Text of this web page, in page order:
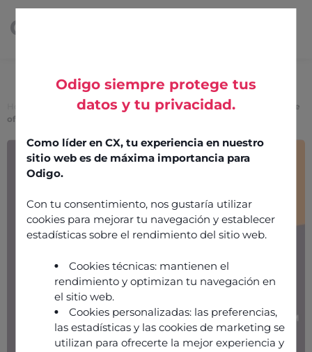
Odigo siempre protege tus
datos y tu privacidad.
Como líder en CX, tu experiencia en nuestro
sitio web es de máxima importancia para
Odigo.
Con tu consentimiento, nos gustaría utilizar
cookies para mejorar tu navegación y establecer
estadísticas sobre el rendimiento del sitio web.
Cookies técnicas: mantienen el
rendimiento y optimizan tu navegación en
el sitio web.
Cookies personalizadas: las preferencias,
las estadísticas y las cookies de marketing se
utilizan para ofrecerte la mejor experiencia y
Awards and Recognitions >2025 Gartner Peer Insights Voice
of the Customer for CCaaS
2025 Gartner Peer
Insights Voice of the
Customer for CCaaS
10 July 2025